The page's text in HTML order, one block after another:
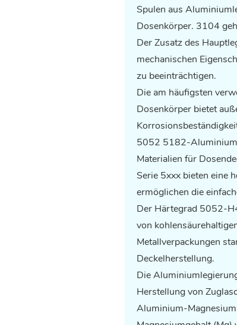
Spulen aus
Dosenkörper. 3104
Der Zusatz des
mechanischen
zu beeinträchtigen.
Die am häufigsten
Dosenkörper bietet
5052 5182-
Materialien für
Serie 5xxx bieten eine
ermöglichen die
Der Härtegrad 5052-
von
Metallverpackungen
Deckelherstellung.
Die
Herstellung von
Aluminium-